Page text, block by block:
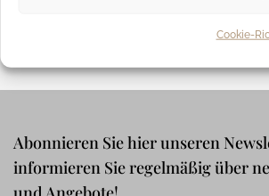
Cookie-
Abonnieren Sie hier unseren
informieren Sie regelmäßig über